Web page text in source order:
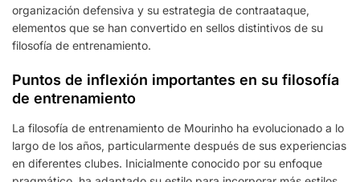
organización defensiva y su estrategia de contraataque,
elementos que se han convertido en sellos distintivos de su
filosofía de entrenamiento.
Puntos de inflexión importantes en su filosofía
de entrenamiento
La filosofía de entrenamiento de Mourinho ha evolucionado a lo
largo de los años, particularmente después de sus experiencias
en diferentes clubes. Inicialmente conocido por su enfoque